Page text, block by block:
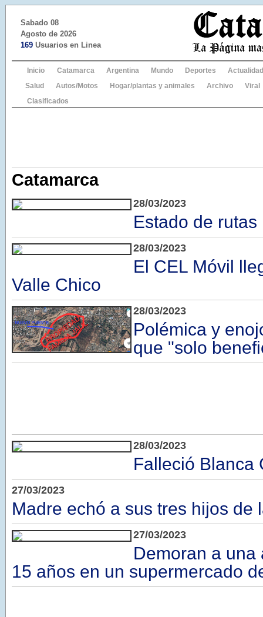
Sabado 08
Agosto de 2026
169 Usuarios en Linea
Inicio Catamarca Argentina Mundo Deportes
Actualidad
Salud
Autos/Motos Hogar/plantas y animales Archivo
Viral
Clasificados
Catamarca
28/03/2023
Estado de rutas
28/03/2023
El CEL Móvil
Valle Chico
28/03/2023
Polémica y
que "solo
28/03/2023
Falleció Blanca
27/03/2023
Madre echó a sus tres hijos de
27/03/2023
Demoran a una
15 años en un supermercado